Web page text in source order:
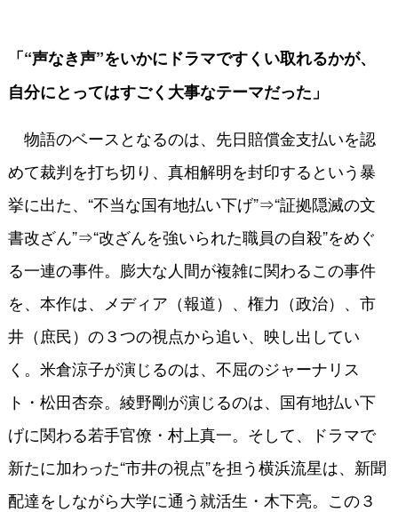
「“声なき声”をいかにドラマですくい取れるかが、
自分にとってはすごく大事なテーマだった」
物語のベースとなるのは、先日賠償金支払いを認
めて裁判を打ち切り、真相解明を封印するという暴
挙に出た、“不当な国有地払い下げ”⇒“証拠隠滅の文
書改ざん”⇒“改ざんを強いられた職員の自殺”をめぐ
る一連の事件。膨大な人間が複雑に関わるこの事件
を、本作は、メディア（報道）、権力（政治）、市
井（庶民）の３つの視点から追い、映し出してい
く。米倉涼子が演じるのは、不屈のジャーナリス
ト・松田杏奈。綾野剛が演じるのは、国有地払い下
げに関わる若手官僚・村上真一。そして、ドラマで
新たに加わった“市井の視点”を担う横浜流星は、新聞
配達をしながら大学に通う就活生・木下亮。この３